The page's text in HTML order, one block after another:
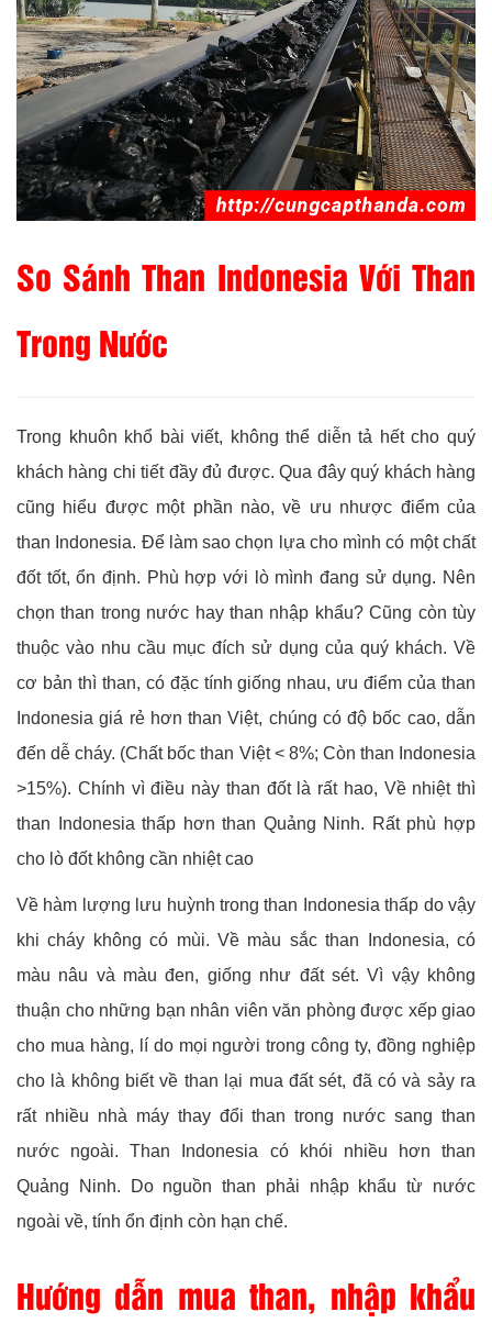
So Sánh Than Indonesia Với Than
Trong Nước
Trong khuôn khổ bài viết, không thể diễn tả hết cho quý
khách hàng chi tiết đầy đủ được. Qua đây quý khách hàng
cũng hiểu được một phần nào, về ưu nhược điểm của
than Indonesia. Để làm sao chọn lựa cho mình có một chất
đốt tốt, ổn định. Phù hợp với lò mình đang sử dụng. Nên
chọn than trong nước hay than nhập khẩu? Cũng còn tùy
thuộc vào nhu cầu mục đích sử dụng của quý khách. Về
cơ bản thì than, có đặc tính giống nhau, ưu điểm của than
Indonesia giá rẻ hơn than Việt, chúng có độ bốc cao, dẫn
đến dễ cháy. (Chất bốc than Việt < 8%; Còn than Indonesia
>15%). Chính vì điều này than đốt là rất hao, Về nhiệt thì
than Indonesia thấp hơn than Quảng Ninh. Rất phù hợp
cho lò đốt không cần nhiệt cao
Về hàm lượng lưu huỳnh trong than Indonesia thấp do vậy
khi cháy không có mùi. Về màu sắc than Indonesia, có
màu nâu và màu đen, giống như đất sét. Vì vậy không
thuận cho những bạn nhân viên văn phòng được xếp giao
cho mua hàng, lí do mọi người trong công ty, đồng nghiệp
cho là không biết về than lại mua đất sét, đã có và sảy ra
rất nhiều nhà máy thay đổi than trong nước sang than
nước ngoài. Than Indonesia có khói nhiều hơn than
Quảng Ninh. Do nguồn than phải nhập khẩu từ nước
ngoài về, tính ổn định còn hạn chế.
Hướng dẫn mua than, nhập khẩu